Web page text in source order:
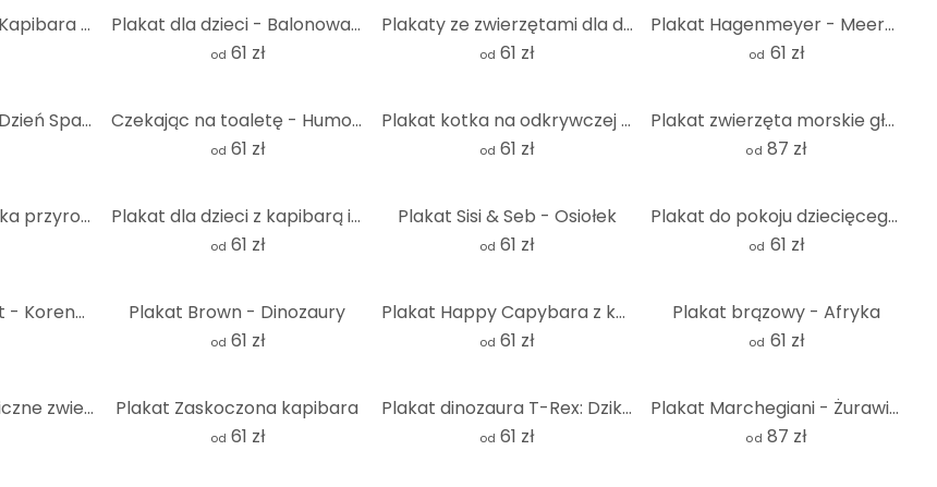
Plakat dla dzieci - Kapibara z ptakiem - Happy Capy Plakat dla dzieci - Balonowa przejażdżka przyjaciół zwierząt - Kvilis
od 61 zł
Plakaty ze zwierzętami dla dzieci - Przygody z leśnymi zwierzętami - Kvilis
od 61 zł
Plakat Hagenmeyer - Meerkat
od 61 zł
Plakat dla dzieci - Dzień Spa z Kapibarą Czekając na toaletę - Humorystyczna ilustracja żaby - Royle
od 61 zł
Plakat kotka na odkrywczej wycieczce
od 61 zł
Plakat zwierzęta morskie głęboko w oceanie - Oliver Robins
od 87 zł
Plakat Brown - Dzika przyroda oceanów Plakat dla dzieci z kapibarą i miłosnym sercem
od 61 zł
Plakat Sisi & Seb - Osiołek
od 61 zł
Plakat do pokoju dziecięcego słodkie zwierzęta w lesie - Kvilis
od 61 zł
Plakat Ciekawy kot - Korenkova Plakat Brown - Dinozaury
od 61 zł
Plakat Happy Capybara z kciukami w górę
od 61 zł
Plakat brązowy - Afryka
od 61 zł
Plakat dla dzieci Śliczne zwierzęta w sercu lasu - Oliver Robins Plakat Zaskoczona kapibara
od 61 zł
Plakat dinozaura T-Rex: Dzikie oblicze czasów prehistorycznych - Jaszke
od 61 zł
Plakat Marchegiani - Żurawie w zaśnieżonym krajobrazie - Okrągły
od 87 zł